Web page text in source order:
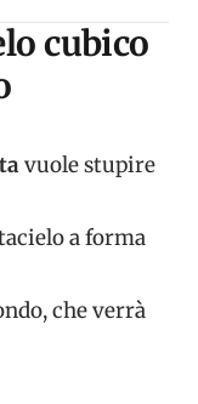
cubico
vuole stupire
a forma
che verrà